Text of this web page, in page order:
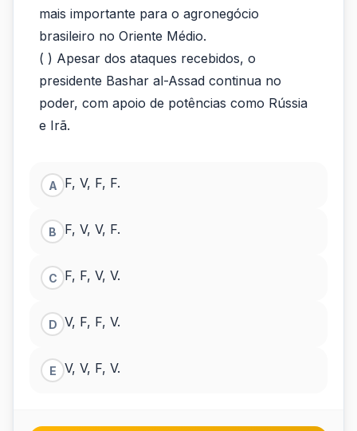
mais importante para o agronegócio
brasileiro no Oriente Médio.
( ) Apesar dos ataques recebidos, o
presidente Bashar al-Assad continua no
poder, com apoio de potências como Rússia
e Irã.
A F, V, F, F.
B F, V, V, F.
C F, F, V, V.
D V, F, F, V.
E V, V, F, V.